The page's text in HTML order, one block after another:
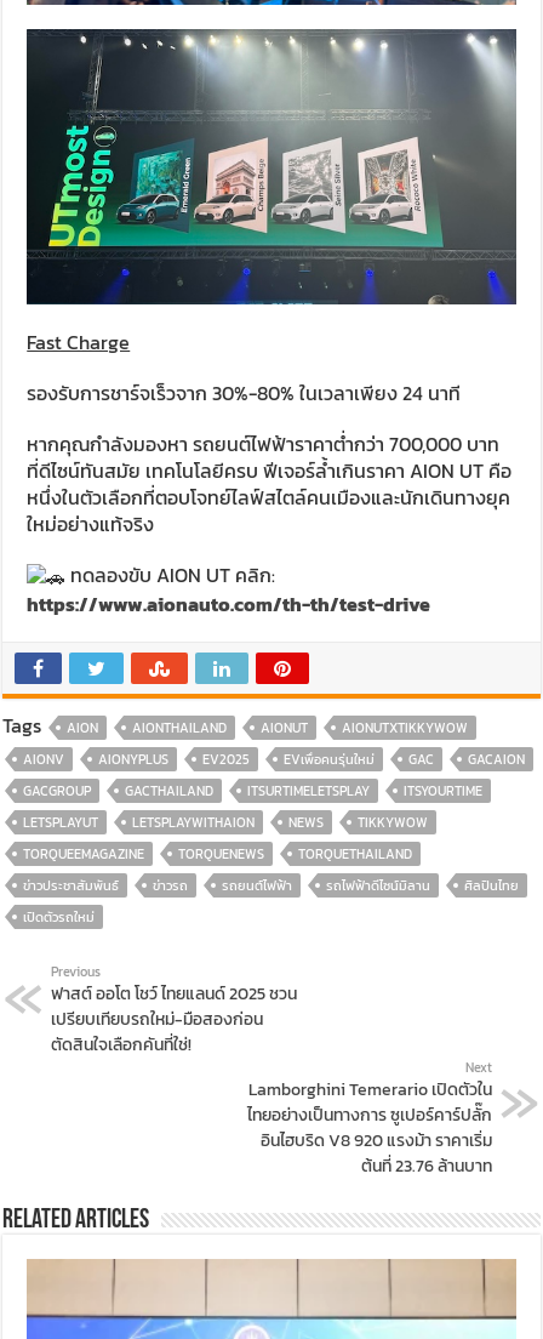
Fast Charge
รองรับการชาร์จเร็วจาก 30%-80% ในเวลาเพียง 24 นาที
หากคุณกำลังมองหา รถยนต์ไฟฟ้าราคาต่ำกว่า 700,000 บาท
ที่ดีไซน์ทันสมัย เทคโนโลยีครบ ฟีเจอร์ล้ำเกินราคา AION UT คือ
หนึ่งในตัวเลือกที่ตอบโจทย์ไลฟ์สไตล์คนเมืองและนักเดินทางยุค
ใหม่อย่างแท้จริง
ทดลองขับ AION UT คลิก:
https://www.aionauto.com/th-th/test-drive
Tags AION AIONTHAILAND AIONUT
AIONUTXTIKKYWOW
AIONV
AIONYPLUS EV2025 EVเพื่อคนรุ่นใหม่ GAC
GACAION
GACGROUP
GACTHAILAND ITSURTIMELETSPLAY
ITSYOURTIME
LETSPLAYUT
LETSPLAYWITHAION NEWS
TIKKYWOW
TORQUEEMAGAZINE
TORQUENEWS
TORQUETHAILAND
ข่าวประชาสัมพันธ์
ข่าวรถ รถยนต์ไฟฟ้า รถไฟฟ้าดีไซน์มิลาน
ศิลปินไทย
เปิดตัวรถใหม่
Previous
ฟาสต์ ออโต โชว์ ไทยแลนด์ 2025 ชวน
เปรียบเทียบรถใหม่-มือสองก่อน
ตัดสินใจเลือกคันที่ใช่!
Next
Lamborghini Temerario เปิดตัวใน
ไทยอย่างเป็นทางการ ซูเปอร์คาร์ปลั๊ก
อินไฮบริด V8 920 แรงม้า ราคาเริ่ม
ต้นที่ 23.76 ล้านบาท
Related Articles